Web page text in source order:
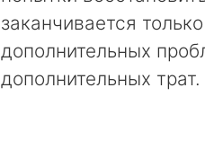
заканчивается
дополнительных
дополнительных трат.